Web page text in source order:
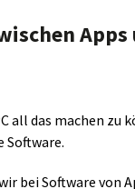
Apps
all das machen zu
Software.
bei Software von